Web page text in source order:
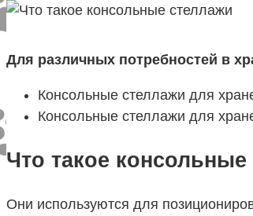
Для различных потребностей в
Консольные стеллажи для
Консольные стеллажи для
Что такое консольные
Они используются для